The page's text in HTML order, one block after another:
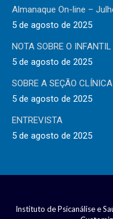
in
new
in
new
in
new
Almanaque On-line –
5 de agosto de 2025
NOTA SOBRE O INFANTIL
5 de agosto de 2025
SOBRE A SEÇÃO CLÍNICA
5 de agosto de 2025
ENTREVISTA
5 de agosto de 2025
Instituto de Psicanálise e